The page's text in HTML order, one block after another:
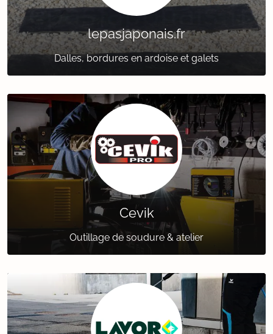
lepasjaponais.fr
Dalles, bordures en ardoise et galets
Cevik
Outillage de soudure & atelier